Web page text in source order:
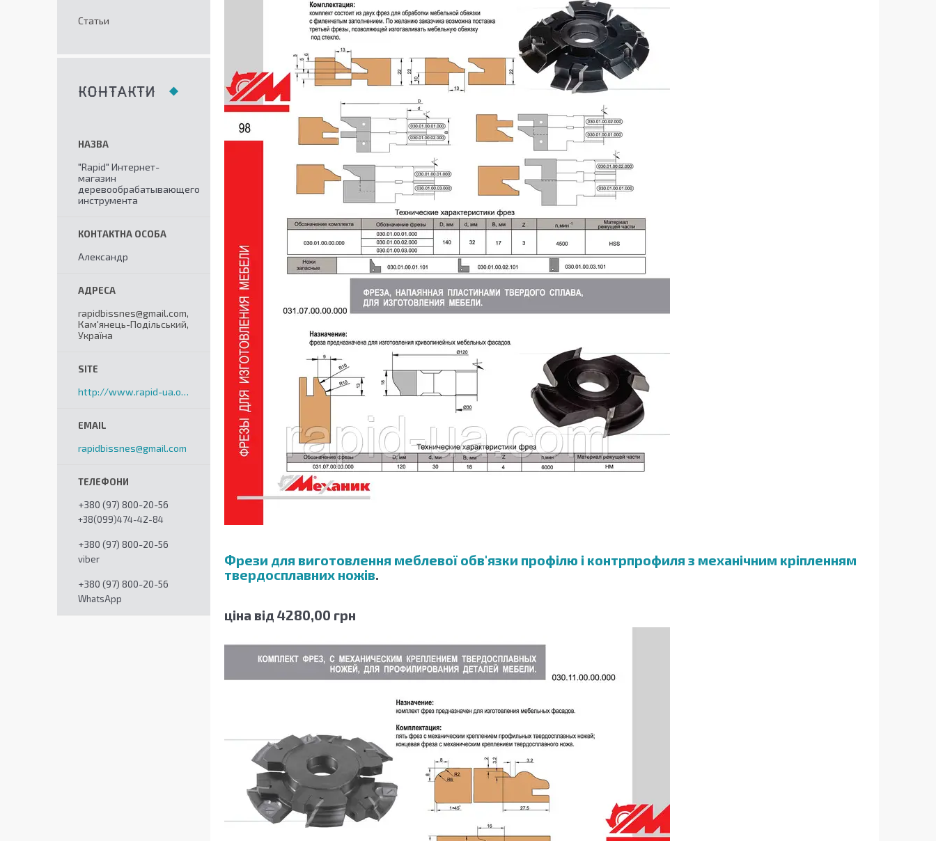
Фрези для виготовлення меблевої обв'язки профілю і контрпрофиля з механічним кріпленням
твердосплавних ножів.
ціна від 4280,00 грн
Статьи
КОНТАКТИ
"Rapid" Интернет-
магазин
деревообрабатывающего
инструмента
Александр
rapidbissnes@gmail.com,
Кам'янець-Подільський,
Україна
http://www.rapid-ua.org
rapidbissnes@gmail.com
+380 (97) 800-20-56
+38(099)474-42-84
+380 (97) 800-20-56
viber
+380 (97) 800-20-56
WhatsApp